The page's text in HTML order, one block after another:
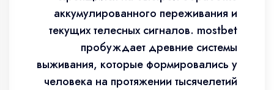
аккумулированного переживания и
текущих телесных сигналов. mostbet
пробуждает древние системы
выживания, которые формировались у
человека на протяжении тысячелетий